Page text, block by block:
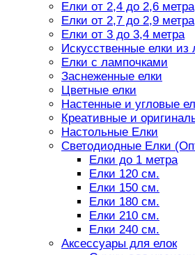
Елки от 2,4 до 2,6 метра
Елки от 2,7 до 2,9 метра
Елки от 3 до 3,4 метра
Искусственные елки из
Елки с лампочками
Заснеженные елки
Цветные елки
Настенные и угловые
Креативные и
Настольные Елки
Светодиодные Елки
Елки до 1 метра
Елки 120 см.
Елки 150 см.
Елки 180 см.
Елки 210 см.
Елки 240 см.
Аксессуары для елок